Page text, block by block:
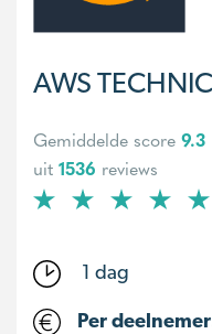
AWS
Gemiddelde score 9.3
uit 1536 reviews
1 dag
Per